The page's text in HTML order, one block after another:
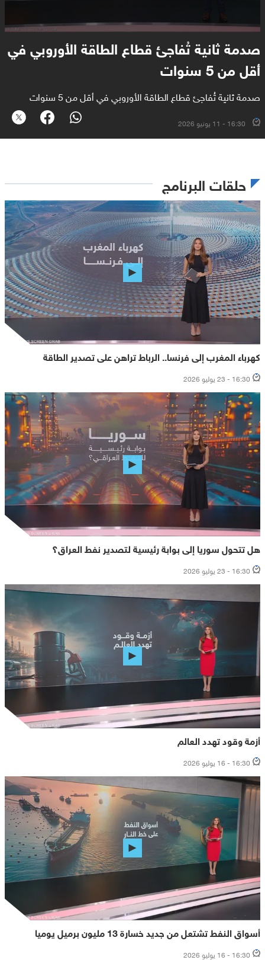
صدمة ثانية تُفاجئ قطاع الطاقة الأوروبي في
أقل من 5 سنوات
صدمة ثانية تُفاجئ قطاع الطاقة الأوروبي في أقل من 5 سنوات
16:30 - 11 يونيو 2026
حلقات البرنامج
كهرباء المغرب إلى فرنسا.. الرباط تراهن على تصدير الطاقة
16:30 - 23 يوليو 2026
هل تتحول سوريا إلى بوابة رئيسية لتصدير نفط العراق؟
16:30 - 23 يوليو 2026
أزمة وقود تهدد العالم
16:30 - 16 يوليو 2026
أسواق النفط تشتعل من جديد خسارة 13 مليون برميل يوميا
16:30 - 16 يوليو 2026